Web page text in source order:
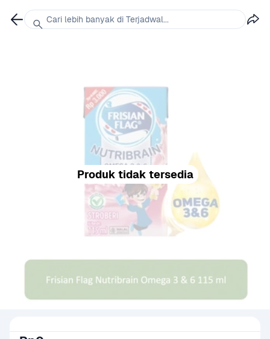
Produk tidak tersedia
Cari lebih banyak di Terjadwal...